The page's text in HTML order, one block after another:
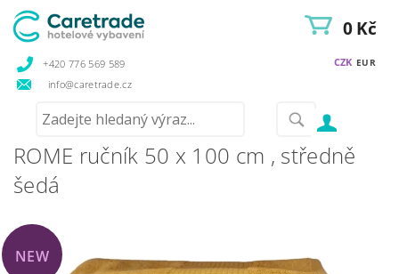
+420 776 569 589
info@caretrade.cz
CZK EUR
0 Kč
ROME ručník 50 x 100 cm , středně
šedá
NEW